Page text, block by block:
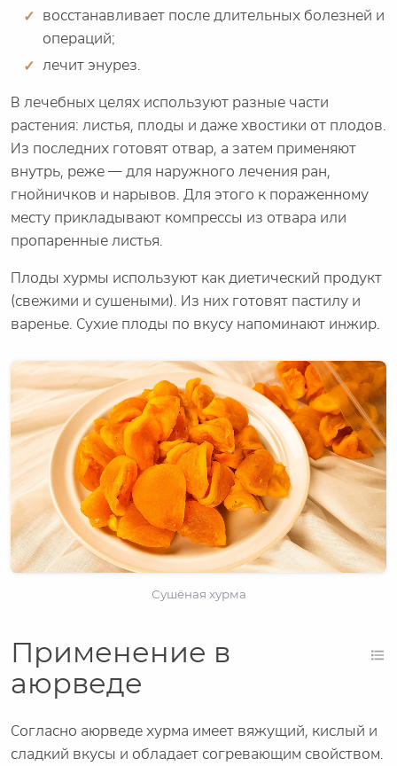
восстанавливает после длительных болезней и
операций;
лечит энурез.
В лечебных целях используют разные части
растения: листья, плоды и даже хвостики от плодов.
Из последних готовят отвар, а затем применяют
внутрь, реже — для наружного лечения ран,
гнойничков и нарывов. Для этого к пораженному
месту прикладывают компрессы из отвара или
пропаренные листья.
Плоды хурмы используют как диетический продукт
(свежими и сушеными). Из них готовят пастилу и
варенье. Сухие плоды по вкусу напоминают инжир.
Сушёная хурма
Применение в
аюрведе
Согласно аюрведе хурма имеет вяжущий, кислый и
сладкий вкусы и обладает согревающим свойством.